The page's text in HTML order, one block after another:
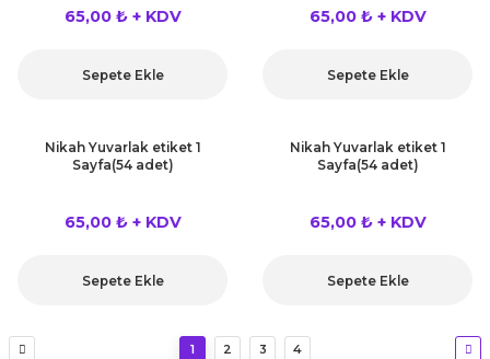
65,00 ₺ + KDV
Sepete Ekle
65,00 ₺ + KDV
Sepete Ekle
Nikah Yuvarlak etiket 1
Sayfa(54 adet)
65,00 ₺ + KDV
Sepete Ekle
Nikah Yuvarlak etiket 1
Sayfa(54 adet)
65,00 ₺ + KDV
Sepete Ekle
1 2 3 4